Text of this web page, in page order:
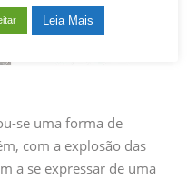
se uma forma de
com a explosão das
a se expressar de uma
Leia Mais